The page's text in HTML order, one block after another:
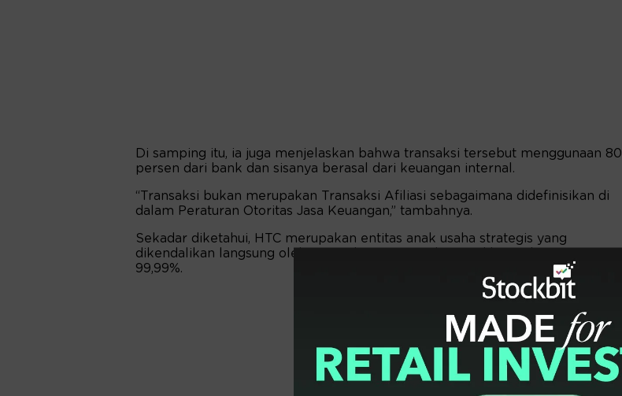
Di samping itu, ia juga menjelaskan bahwa transaksi tersebut menggunaan 80
persen dari bank dan sisanya berasal dari keuangan internal.
“Transaksi bukan merupakan Transaksi Afiliasi sebagaimana didefinisikan di
dalam Peraturan Otoritas Jasa Keuangan,” tambahnya.
Sekadar diketahui, HTC merupakan entitas anak usaha strategis yang
dikendalikan langsung oleh HUMI dengan porsi kepemilikan saham mencapai
99,99%.